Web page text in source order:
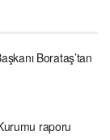
Borataş’tan
raporu